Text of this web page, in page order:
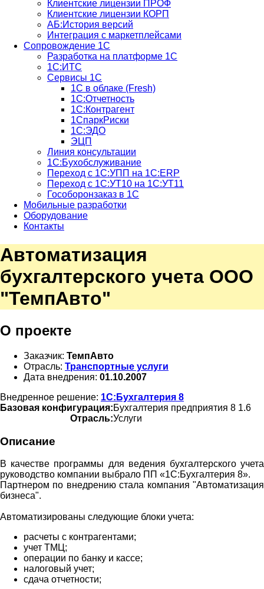
Клиентские лицензии ПРОФ
Клиентские лицензии КОРП
АБ:История версий
Интеграция с маркетплейсами
Сопровождение 1С
Разработка на платформе 1С
1С:ИТС
Сервисы 1С
1С в облаке (Fresh)
1С:Отчетность
1С:Контрагент
1СпаркРиски
1С:ЭДО
ЭЦП
Линия консультации
1С:Бухобслуживание
Переход с 1С:УПП на 1С:ERP
Переход с 1С:УТ10 на 1С:УТ11
Гособоронзаказ в 1С
Мобильные разработки
Оборудование
Контакты
Автоматизация
бухгалтерского учета ООО
"ТемпАвто"
О проекте
Заказчик: ТемпАвто
Отрасль: Транспортные услуги
Дата внедрения: 01.10.2007
Внедренное решение: 1С:Бухгалтерия 8
Базовая конфигурация:Бухгалтерия предприятия 8 1.6
Отрасль:Услуги
Описание
В качестве программы для ведения бухгалтерского учета
руководство компании выбрало ПП «1С:Бухгалтерия 8».
Партнером по внедрению стала компания "Автоматизация
бизнеса".
Автоматизированы следующие блоки учета:
расчеты с контрагентами;
учет ТМЦ;
операции по банку и кассе;
налоговый учет;
сдача отчетности;